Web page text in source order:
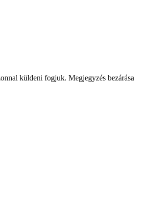
küldeni fogjuk. Megjegyzés bezárása